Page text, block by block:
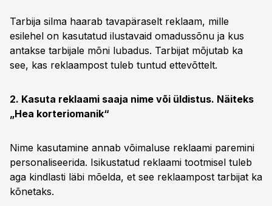
Tarbija silma haarab tavapäraselt reklaam, mille
esilehel on kasutatud ilustavaid omadussõnu ja kus
antakse tarbijale mõni lubadus. Tarbijat mõjutab ka
see, kas reklaampost tuleb tuntud ettevõttelt.
2. Kasuta reklaami saaja nime või üldistus. Näiteks
„Hea korteriomanik“
Nime kasutamine annab võimaluse reklaami paremini
personaliseerida. Isikustatud reklaami tootmisel tuleb
aga kindlasti läbi mõelda, et see reklaampost tarbijat ka
kõnetaks.